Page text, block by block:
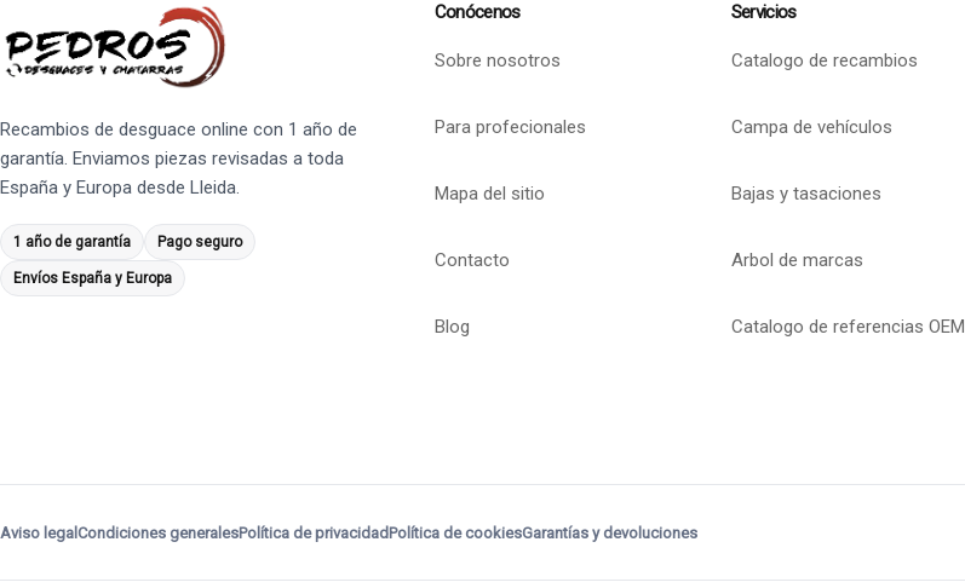
Recambios de desguace online con 1 año de
garantía. Enviamos piezas revisadas a toda
España y Europa desde Lleida.
1 año de garantía Pago seguro
Envíos España y Europa
Conócenos
Sobre nosotros
Para profecionales
Mapa del sitio
Contacto
Blog
Servicios
Catalogo de recambios
Campa de vehículos
Bajas y tasaciones
Arbol de marcas
Catalogo de referencias OEM
Aviso legalCondiciones generalesPolítica de privacidadPolítica de cookiesGarantías y devoluciones